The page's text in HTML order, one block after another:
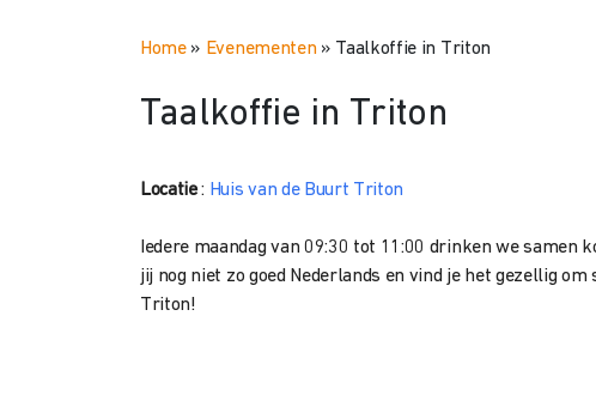
Home» Evenementen» Taalkoffie in Triton
Taalkoffie in Triton
Locatie: Huis van de Buurt Triton
Iedere maandag van 09:30 tot 11:00 drinken we samen
jij nog niet zo goed Nederlands en vind je het gezellig
Triton!